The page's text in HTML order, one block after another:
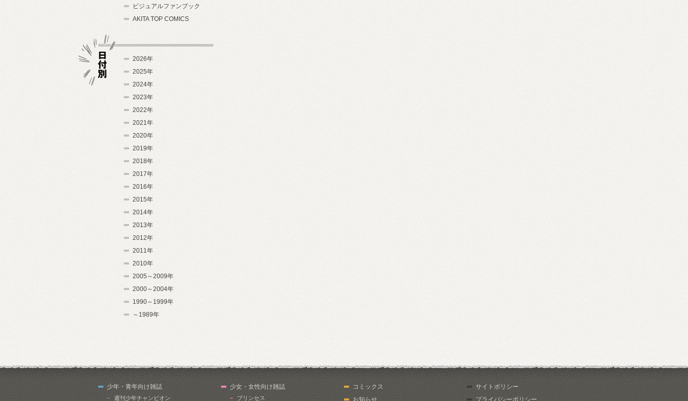
ビジュアルファンブック
AKITA TOP COMICS
2026年
2025年
2024年
2023年
2022年
2021年
2020年
2019年
2018年
2017年
2016年
2015年
2014年
2013年
2012年
2011年
2010年
2005～2009年
2000～2004年
1990～1999年
～1989年
少年・青年向け雑誌
週刊少年チャンピオン
少女・女性向け雑誌
プリンセス
コミックス
お知らせ
サイトポリシー
プライバシーポリシー